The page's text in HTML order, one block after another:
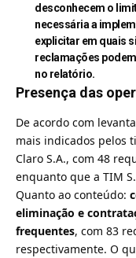
desconhecem o
necessária a
explicitar em quais
reclamações
no relatório.
Presença das
De acordo com
mais indicados pelos
Claro S.A., com 48
enquanto que a TIM
Quanto ao conteúdo:
eliminação e
frequentes, com 83
respectivamente. O